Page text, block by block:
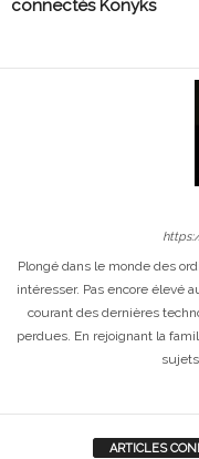
connectés Konyks
Plongé dans le monde des
intéresser. Pas encore élevé
courant des dernières
perdues. En rejoignant la
ARTICLES